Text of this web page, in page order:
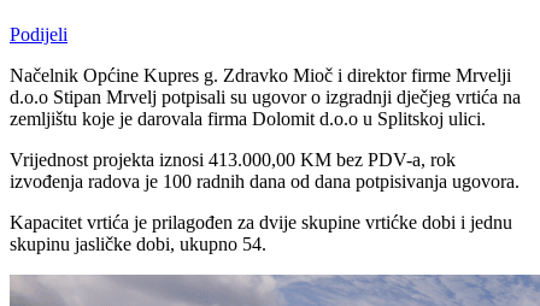
Podijeli
Načelnik Općine Kupres g. Zdravko Mioč i direktor firme Mrvelji
d.o.o Stipan Mrvelj potpisali su ugovor o izgradnji dječjeg vrtića na
zemljištu koje je darovala firma Dolomit d.o.o u Splitskoj ulici.
Vrijednost projekta iznosi 413.000,00 KM bez PDV-a, rok
izvođenja radova je 100 radnih dana od dana potpisivanja ugovora.
Kapacitet vrtića je prilagođen za dvije skupine vrtićke dobi i jednu
skupinu jasličke dobi, ukupno 54.